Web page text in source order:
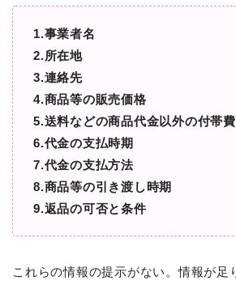
1.事業者名
2.所在地
3.連絡先
4.商品等の販売価格
5.送料などの商品代金以外の付帯
6.代金の支払時期
7.代金の支払方法
8.商品等の引き渡し時期
9.返品の可否と条件
これらの情報の提示がない。情報が足